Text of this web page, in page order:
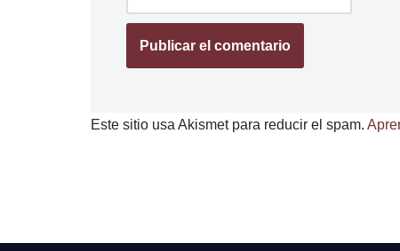
Este sitio usa Akismet para reducir el spam.